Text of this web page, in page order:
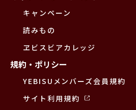
キャンペーン
読みもの
ヱビスビアカレッジ
規約・ポリシー
YEBISUメンバーズ会員規約
サイト利用規約